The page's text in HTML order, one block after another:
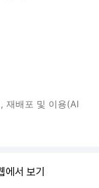
배포 및 이용(AI
서 보기